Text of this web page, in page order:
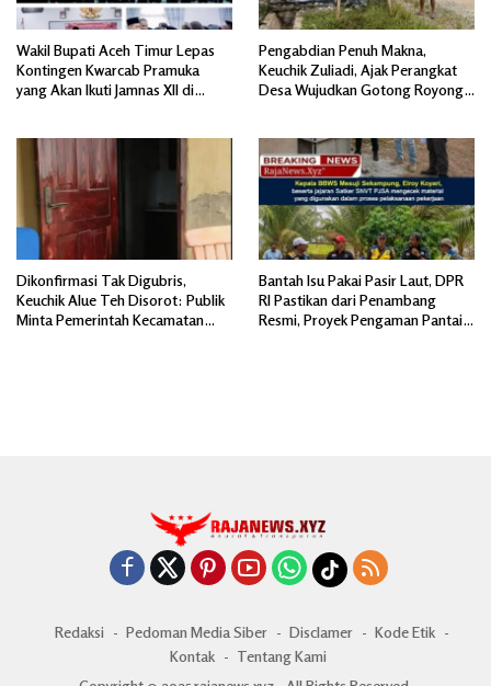
Wakil Bupati Aceh Timur Lepas
Kontingen Kwarcab Pramuka
yang Akan Ikuti Jamnas XII di
Pengabdian Penuh Makna,
Keuchik Zuliadi, Ajak Perangkat
Desa Wujudkan Gotong Royong,
Dikonfirmasi Tak Digubris,
Keuchik Alue Teh Disorot: Publik
Minta Pemerintah Kecamatan
Bantah Isu Pakai Pasir Laut, DPR
RI Pastikan dari Penambang
Resmi, Proyek Pengaman Pantai
Redaksi Pedoman Media Siber Disclamer
Kode Etik
Kontak
Tentang Kami